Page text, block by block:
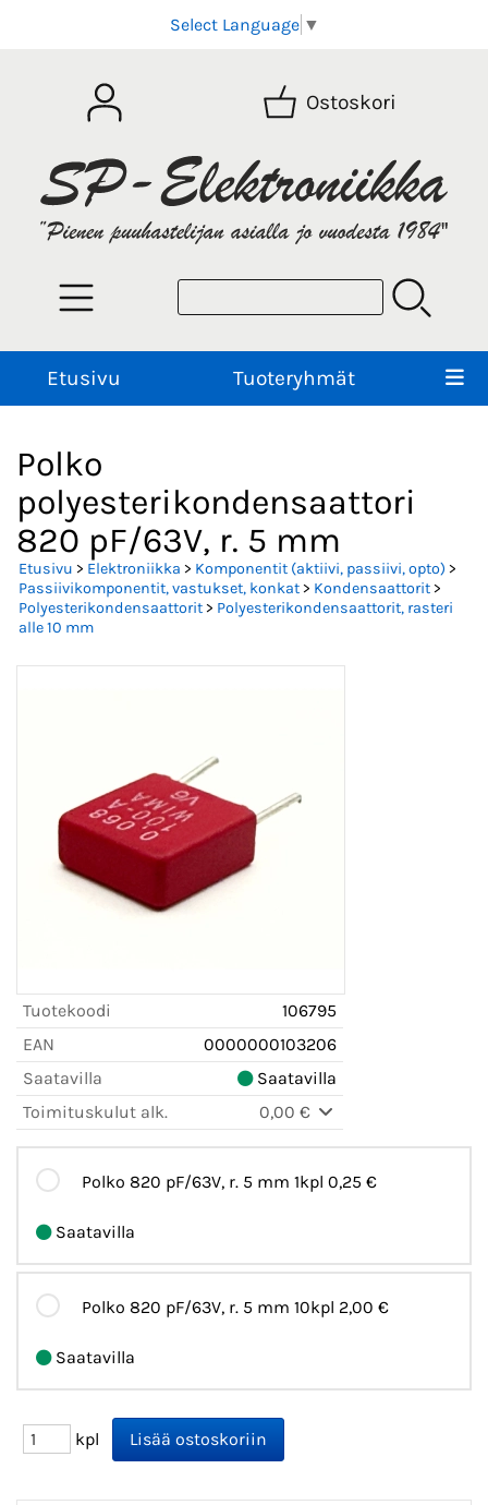
Select Language ▼
Ostoskori
Etusivu Tuoteryhmät
Polko
polyesterikondensaattori
820 pF/63V, r. 5 mm
Etusivu > Elektroniikka > Komponentit (aktiivi, passiivi, opto) >
Passiivikomponentit, vastukset, konkat> Kondensaattorit>
Polyesterikondensaattorit> Polyesterikondensaattorit, rasteri
alle 10 mm
Tuotekoodi
106795
EAN
0000000103206
Saatavilla
Saatavilla
Toimituskulut alk.
0,00 €
Polko 820 pF/63V, r. 5 mm 1kpl 0,25 €
Saatavilla
Polko 820 pF/63V, r. 5 mm 10kpl 2,00 €
Saatavilla
kpl